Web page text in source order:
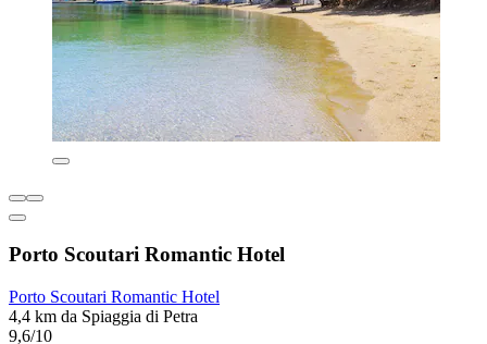
Porto Scoutari Romantic Hotel
Porto Scoutari Romantic Hotel
4,4 km da Spiaggia di Petra
9,6/10